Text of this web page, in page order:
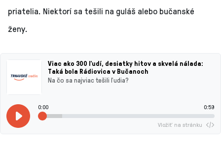
priatelia. Niektorí sa tešili na guláš alebo bučanské
ženy.
Viac ako 300 ľudí, desiatky hitov a skvelá nálada:
Taká bola Rádiovica v Bučanoch
Na čo sa najviac tešili ľudia?
0:00 0:59
Vložiť na stránku